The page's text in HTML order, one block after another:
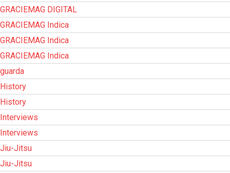
GRACIEMAG DIGITAL
GRACIEMAG Indica
GRACIEMAG Indica
GRACIEMAG Indica
guarda
History
History
Interviews
Interviews
Jiu-Jitsu
Jiu-Jitsu